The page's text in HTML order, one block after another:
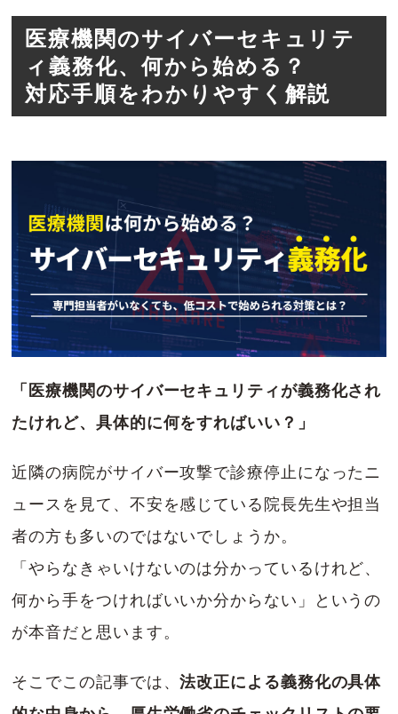
医療機関のサイバーセキュリテ
ィ義務化、何から始める？
対応手順をわかりやすく解説
「 医療機関のサイバーセキュリティが義務化され
たけれど、具体的に何をすればいい？」
近隣の病院がサイバー攻撃で診療停止になったニ
ュースを見て、不安を感じている院長先生や担当
者の方も多いのではないでしょうか。
「やらなきゃいけないのは分かっているけれど、
何から手をつければいいか分からない」というの
が本音だと思います。
そこでこの記事では、法改正による義務化の具体